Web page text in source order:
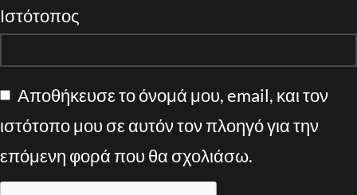
Ιστότοπος
Αποθήκευσε το όνομά μου, email, και τον
ιστότοπο μου σε αυτόν τον πλοηγό για την
επόμενη φορά που θα σχολιάσω.